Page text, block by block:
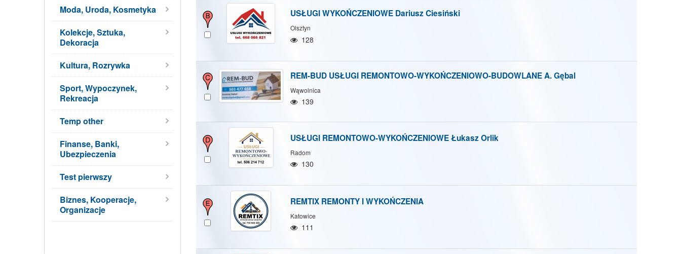
Moda, Uroda, Kosmetyka
Kolekcje, Sztuka,
Dekoracja
Kultura, Rozrywka
Sport, Wypoczynek,
Rekreacja
Temp other
Finanse, Banki,
Ubezpieczenia
Test pierwszy
Biznes, Kooperacje,
Organizacje
Pokaż/Ukryj mapę Pokaż/Ukryj wszystkie
USŁUGI WYKOŃCZENIOWE Dariusz Ciesiński
Olsztyn
128
REM-BUD USŁUGI REMONTOWO-WYKOŃCZENIOWO-BUDOWLANE A. Gębal
Wąwolnica
139
USŁUGI REMONTOWO-WYKOŃCZENIOWE Łukasz Orlik
Radom
130
REMTIX REMONTY I WYKOŃCZENIA
Katowice
111